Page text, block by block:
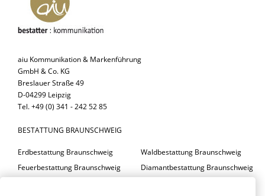
aiu Kommunikation & Markenführung
GmbH & Co. KG
Breslauer Straße 49
D-04299 Leipzig
Tel. +49 (0) 341 - 242 52 85
BESTATTUNG BRAUNSCHWEIG
Erdbestattung Braunschweig
Feuerbestattung Braunschweig
Waldbestattung Braunschweig
Diamantbestattung Braunschweig